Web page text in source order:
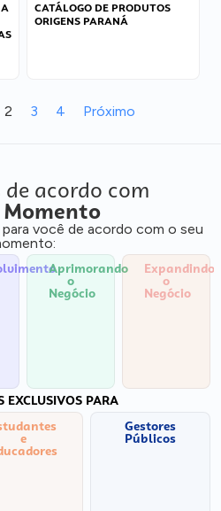
CATÁLOGO DE PRODUTOS
ORIGENS PARANÁ
2 3 4 Próximo
acordo com
você de acordo com o seu
Aprimorando
o
Negócio
Expandindo
o
Negócio
EXCLUSIVOS PARA
e
Gestores
Públicos